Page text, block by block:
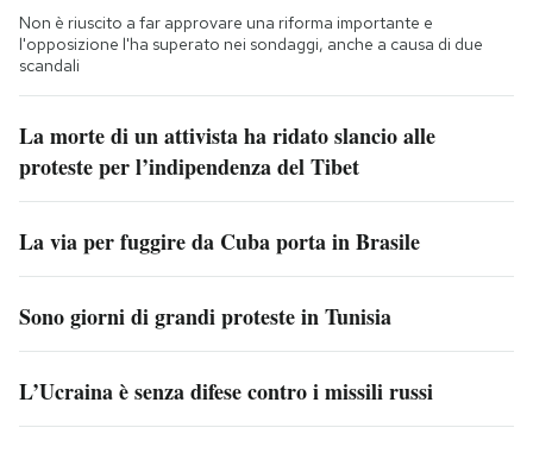
Non è riuscito a far approvare una riforma importante e
l'opposizione l'ha superato nei sondaggi, anche a causa di due
scandali
La morte di un attivista ha ridato slancio alle
proteste per l’indipendenza del Tibet
La via per fuggire da Cuba porta in Brasile
Sono giorni di grandi proteste in Tunisia
L’Ucraina è senza difese contro i missili russi